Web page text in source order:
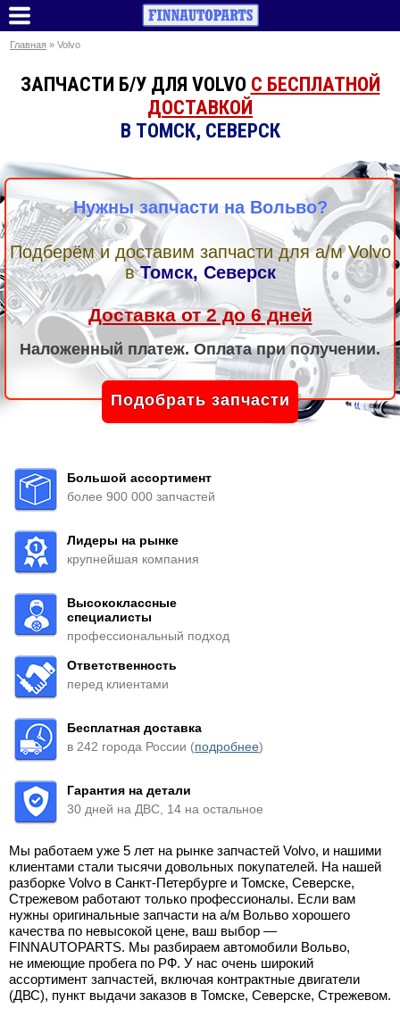
Главная » Volvo
ЗАПЧАСТИ Б/У ДЛЯ VOLVO С БЕСПЛАТНОЙ
ДОСТАВКОЙ
В ТОМСК, СЕВЕРСК
Нужны запчасти на Вольво?
Подберём и доставим запчасти для а/м Volvo
вТомск, Северск
Доставка от 2 до 6 дней
Наложенный платеж. Оплата при получении.
Подобрать запчасти
Большой ассортимент
более 900 000 запчастей
Лидеры на рынке
крупнейшая компания
Высококлассные
специалисты
профессиональный подход
Ответственность
перед клиентами
Бесплатная доставка
в 242 города России (подробнее)
Гарантия на детали
30 дней на ДВС, 14 на остальное
Мы работаем уже 5 лет на рынке запчастей Volvo, и нашими
клиентами стали тысячи довольных покупателей. На нашей
разборке Volvo в Санкт-Петербурге и Томске, Северске,
Стрежевом работают только профессионалы. Если вам
нужны оригинальные запчасти на а/м Вольво хорошего
качества по невысокой цене, ваш выбор —
FINNAUTOPARTS. Мы разбираем автомобили Вольво,
не имеющие пробега по РФ. У нас очень широкий
ассортимент запчастей, включая контрактные двигатели
(ДВС), пункт выдачи заказов в Томске, Северске, Стрежевом.